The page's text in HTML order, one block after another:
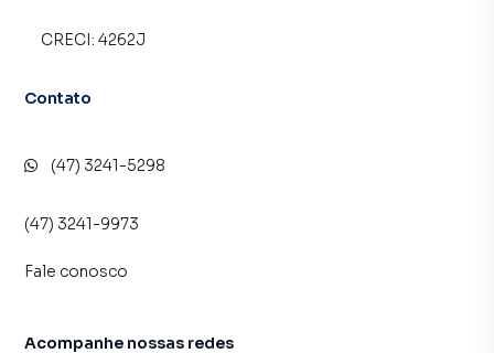
CRECI: 4262J
Contato
(47) 3241-5298
(47) 3241-9973
Fale conosco
Acompanhe nossas redes